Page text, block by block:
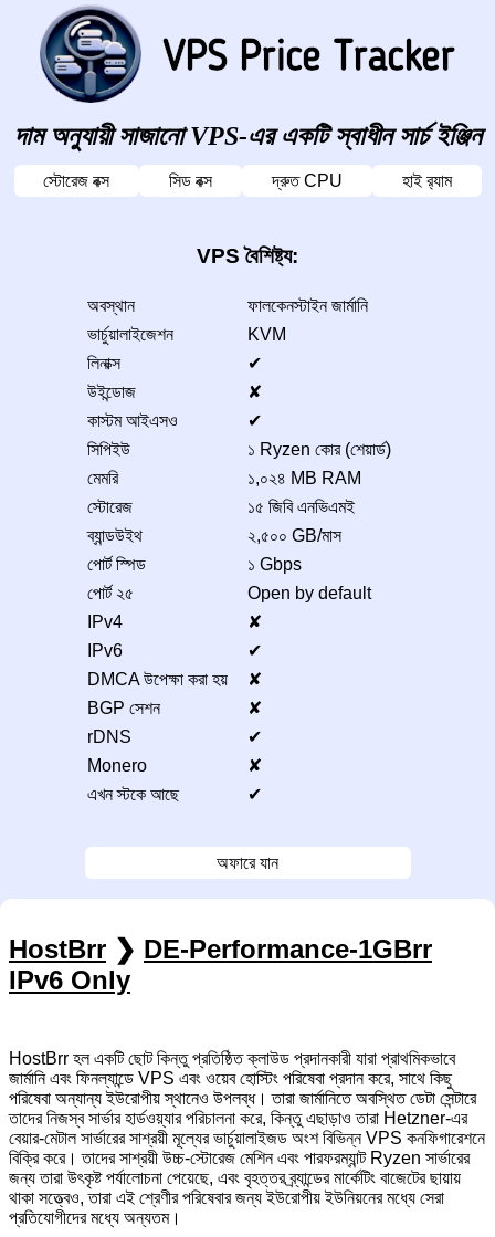
দাম অনুযায়ী সাজানো VPS-এর একটি স্বাধীন সার্চ ইঞ্জিন
স্টোরেজ বক্স সিড বক্স দ্রুত CPU হাই র‍্যাম
VPS বৈশিষ্ট্য:
অবস্থান
ফালকেনস্টাইন জার্মানি
ভার্চুয়ালাইজেশন
KVM
লিনাক্স
✔
উইন্ডোজ
✘
কাস্টম আইএসও
✔
সিপিইউ
১ Ryzen কোর (শেয়ার্ড)
মেমরি
১,০২৪ MB RAM
স্টোরেজ
১৫ জিবি এনভিএমই
ব্যান্ডউইথ
২,৫০০ GB/মাস
পোর্ট স্পিড
১ Gbps
পোর্ট ২৫
Open by default
IPv4
✘
IPv6
✔
DMCA উপেক্ষা করা হয়
✘
BGP সেশন
✘
rDNS
✔
Monero
✘
এখন স্টকে আছে
✔
অফারে যান
HostBrr ❯ DE-Performance-1GBrr
IPv6 Only
HostBrr হল একটি ছোট কিন্তু প্রতিষ্ঠিত ক্লাউড প্রদানকারী যারা প্রাথমিকভাবে
জার্মানি এবং ফিনল্যান্ডে VPS এবং ওয়েব হোস্টিং পরিষেবা প্রদান করে, সাথে কিছু
পরিষেবা অন্যান্য ইউরোপীয় স্থানেও উপলব্ধ। তারা জার্মানিতে অবস্থিত ডেটা সেন্টারে
তাদের নিজস্ব সার্ভার হার্ডওয়্যার পরিচালনা করে, কিন্তু এছাড়াও তারা Hetzner-এর
বেয়ার-মেটাল সার্ভারের সাশ্রয়ী মূল্যের ভার্চুয়ালাইজড অংশ বিভিন্ন VPS কনফিগারেশনে
বিক্রি করে। তাদের সাশ্রয়ী উচ্চ-স্টোরেজ মেশিন এবং পারফরম্যান্ট Ryzen সার্ভারের
জন্য তারা উৎকৃষ্ট পর্যালোচনা পেয়েছে, এবং বৃহত্তর ব্র্যান্ডের মার্কেটিং বাজেটের ছায়ায়
থাকা সত্ত্বেও, তারা এই শ্রেণীর পরিষেবার জন্য ইউরোপীয় ইউনিয়নের মধ্যে সেরা
প্রতিযোগীদের মধ্যে অন্যতম।